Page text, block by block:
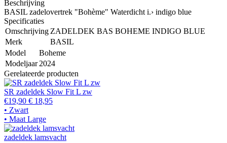
Beschrijving
BASIL zadelovertrek "Bohème" Waterdicht i.› indigo blue
Specificaties
Omschrijving ZADELDEK BAS BOHEME INDIGO BLUE
Merk
BASIL
Model
Boheme
Modeljaar 2024
Gerelateerde producten
SR zadeldek Slow Fit L zw
€19,90 € 18,95
• Zwart
• Maat Large
zadeldek lamsvacht